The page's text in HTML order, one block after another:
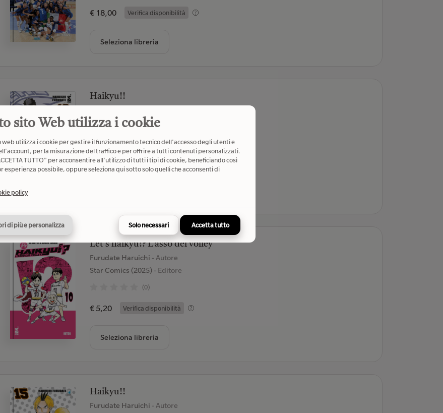
€ 18,00 Verifica disponibilità
Seleziona libreria
Haikyu!!
Star Comics (2021)- Editore
(1)
€ 5,20 Verifica disponibilità
Let's haikyu!? L'asso del volley
Furudate Haruichi - Autore
Star Comics (2025)- Editore
(0)
€ 5,20 Verifica disponibilità
Seleziona libreria
Haikyu!!
Furudate Haruichi - Autore
sito Web utilizza i cookie
web utilizza i cookie per gestire il funzionamento tecnico dell'accesso degli utenti e
per la misurazione del traffico e per offrire a tutti contenuti personalizzati.
TUTTO" per acconsentire all'utilizzo di tutti i tipi di cookie, beneficiando così
esperienza possibile, oppure seleziona qui sotto solo quelli che acconsenti di
policy
di più e personalizza Solo necessari Accetta tutto